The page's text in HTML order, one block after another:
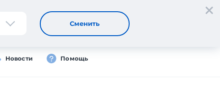
Регистрация
Новости Помощь
Сменить